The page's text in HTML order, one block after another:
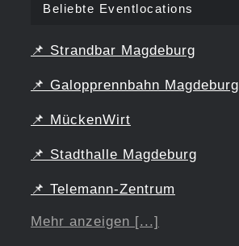
Beliebte Eventlocations
📌 Strandbar Magdeburg
📌 Galopprennbahn Magdeburg
📌 MückenWirt
📌 Stadthalle Magdeburg
📌 Telemann-Zentrum
Mehr anzeigen [...]